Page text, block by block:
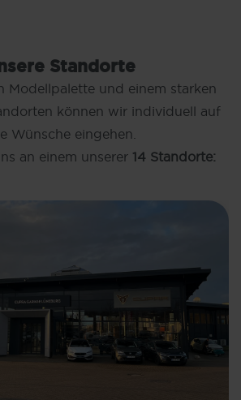
Standorte
Modellpalette und einem starken
können wir individuell auf
Wünsche eingehen.
an einem unserer 14 Standorte: